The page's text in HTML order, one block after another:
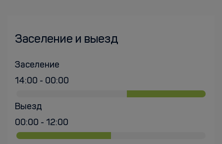
Заселение и выезд
Заселение
14:00 - 00:00
Выезд
00:00 - 12:00